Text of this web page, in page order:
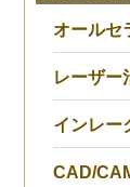
オールセ
レーザー
インレー
CAD/